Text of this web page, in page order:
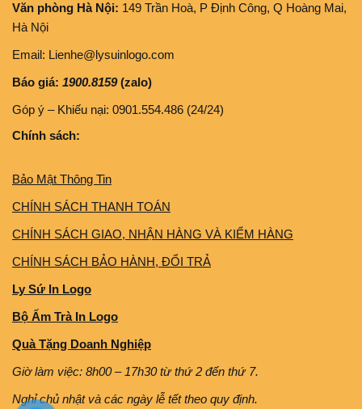
Văn phòng Hà Nội: 149 Trần Hoà, P Định Công, Q Hoàng Mai,
Hà Nội
Email: Lienhe@lysuinlogo.com
Báo giá: 1900.8159(zalo)
Góp ý – Khiếu nại: 0901.554.486 (24/24)
Chính sách:
Bảo Mật Thông Tin
CHÍNH SÁCH THANH TOÁN
CHÍNH SÁCH GIAO, NHẬN HÀNG VÀ KIỂM HÀNG
CHÍNH SÁCH BẢO HÀNH, ĐỔI TRẢ
Ly Sứ In Logo
Bộ Ấm Trà In Logo
Quà Tặng Doanh Nghiệp
Giờ làm việc: 8h00 – 17h30 từ thứ 2 đến thứ 7.
Nghỉ chủ nhật và các ngày lễ tết theo quy định.